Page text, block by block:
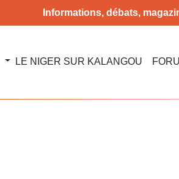
Informations, débats,
LE NIGER SUR KALANGOU